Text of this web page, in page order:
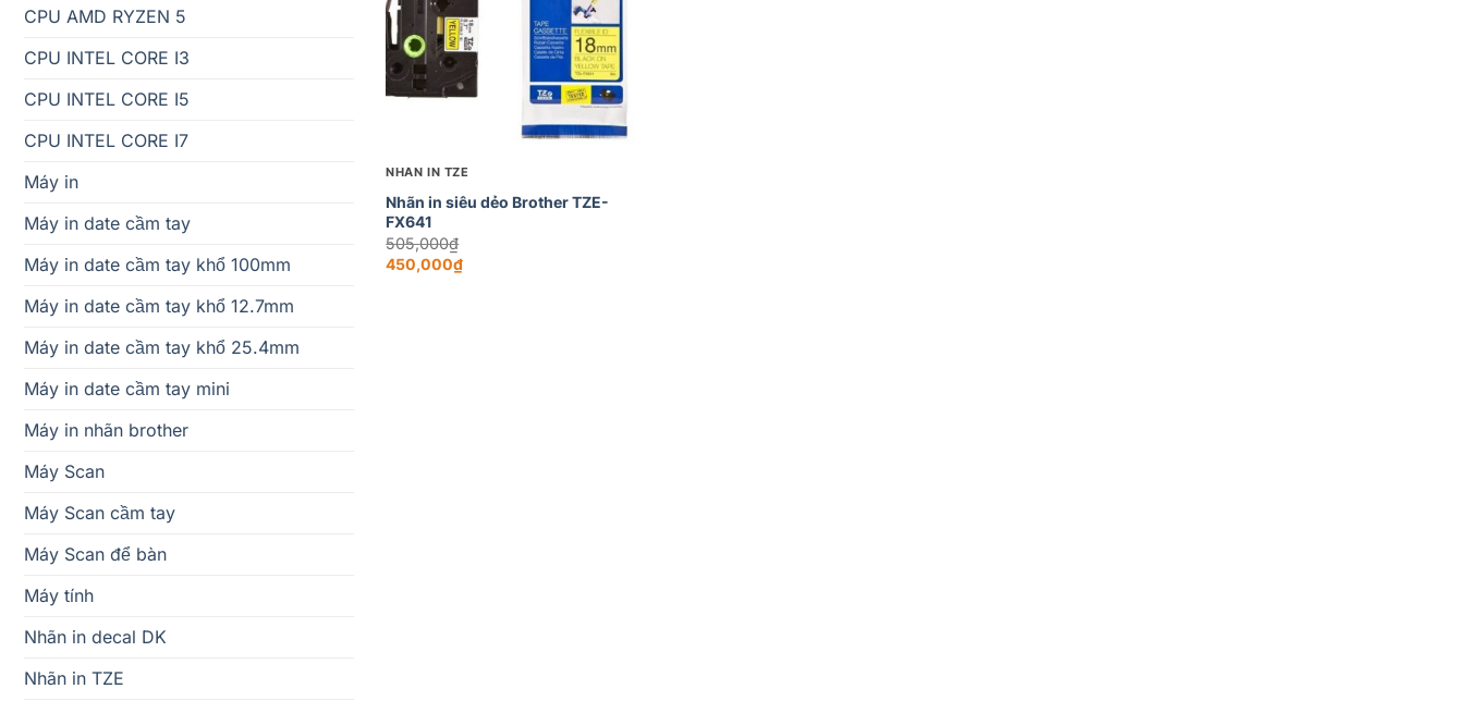
CPU AMD RYZEN 5
CPU INTEL CORE I3
CPU INTEL CORE I5
CPU INTEL CORE I7
Máy in
Máy in date cầm tay
Máy in date cầm tay khổ 100mm
Máy in date cầm tay khổ 12.7mm
Máy in date cầm tay khổ 25.4mm
Máy in date cầm tay mini
Máy in nhãn brother
Máy Scan
Máy Scan cầm tay
Máy Scan để bàn
Máy tính
Nhãn in decal DK
Nhãn in TZE
NHÃN IN TZE
Nhãn in siêu dẻo Brother TZE-
FX641
505,000₫
price
450,000₫
Current